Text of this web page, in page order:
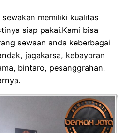
memiliki kualitas
siap pakai.Kami bisa
sewaan anda keberbagai
jagakarsa, kebayoran
bintaro, pesanggrahan,